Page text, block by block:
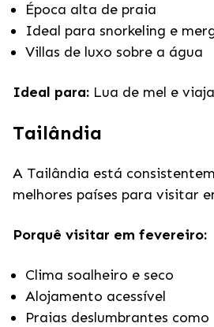
Época alta de praia
Ideal para snorkeling e
Villas de luxo sobre a água
Ideal para: Lua de mel e
Tailândia
A Tailândia está
melhores países para visitar
Porquê visitar em fevereiro:
Clima soalheiro e seco
Alojamento acessível
Praias deslumbrantes como